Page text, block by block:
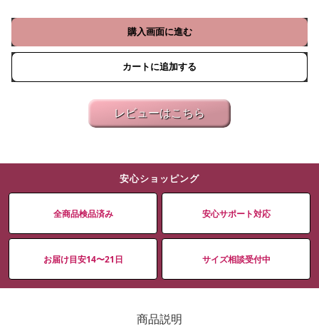
購入画面に進む
カートに追加する
レビューはこちら
安心ショッピング
全商品検品済み 安心サポート対応
お届け目安14〜21日 サイズ相談受付中
商品説明